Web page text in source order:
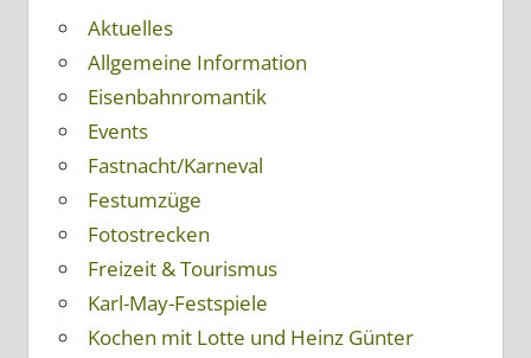
Aktuelles
Allgemeine Information
Eisenbahnromantik
Events
Fastnacht/Karneval
Festumzüge
Fotostrecken
Freizeit & Tourismus
Karl-May-Festspiele
Kochen mit Lotte und Heinz Günter